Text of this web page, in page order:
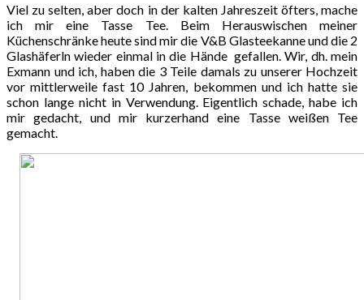
Viel zu selten, aber doch in der kalten Jahreszeit öfters, mache
ich mir eine Tasse Tee. Beim Herauswischen meiner
Küchenschränke heute sind mir die V&B Glasteekanne und die 2
Glashäferln wieder einmal in die Hände gefallen. Wir, dh. mein
Exmann und ich, haben die 3 Teile damals zu unserer Hochzeit
vor mittlerweile fast 10 Jahren, bekommen und ich hatte sie
schon lange nicht in Verwendung. Eigentlich schade, habe ich
mir gedacht, und mir kurzerhand eine Tasse weißen Tee
gemacht.